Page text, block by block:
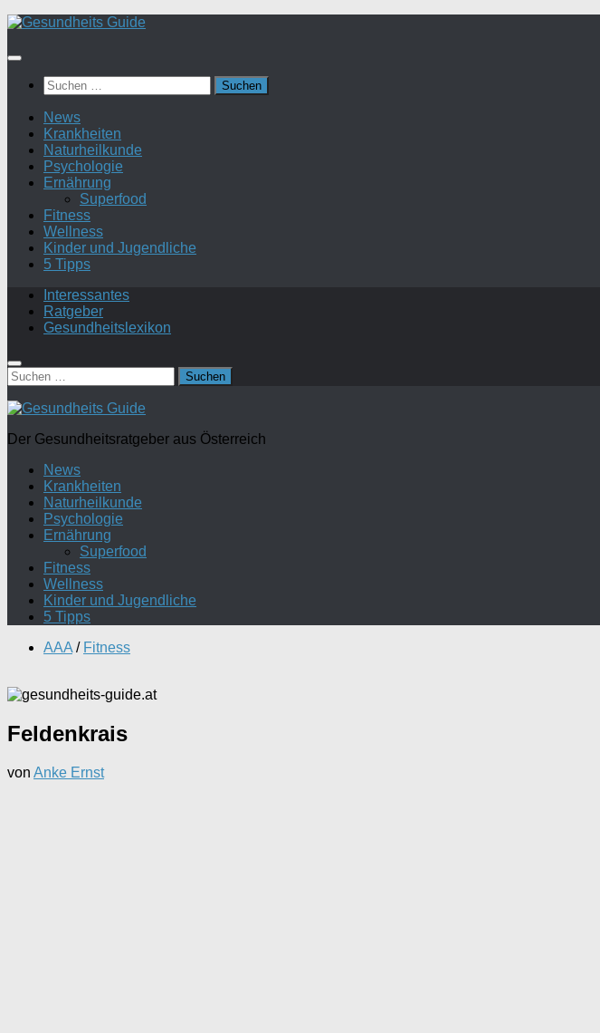
Suchen
nach:
News
Krankheiten
Naturheilkunde
Psychologie
Ernährung
Superfood
Fitness
Wellness
Kinder und Jugendliche
5 Tipps
Interessantes
Ratgeber
Gesundheitslexikon
Suchen
nach:
Der Gesundheitsratgeber aus Österreich
News
Krankheiten
Naturheilkunde
Psychologie
Ernährung
Superfood
Fitness
Wellness
Kinder und Jugendliche
5 Tipps
AAA / Fitness
Feldenkrais
von Anke Ernst